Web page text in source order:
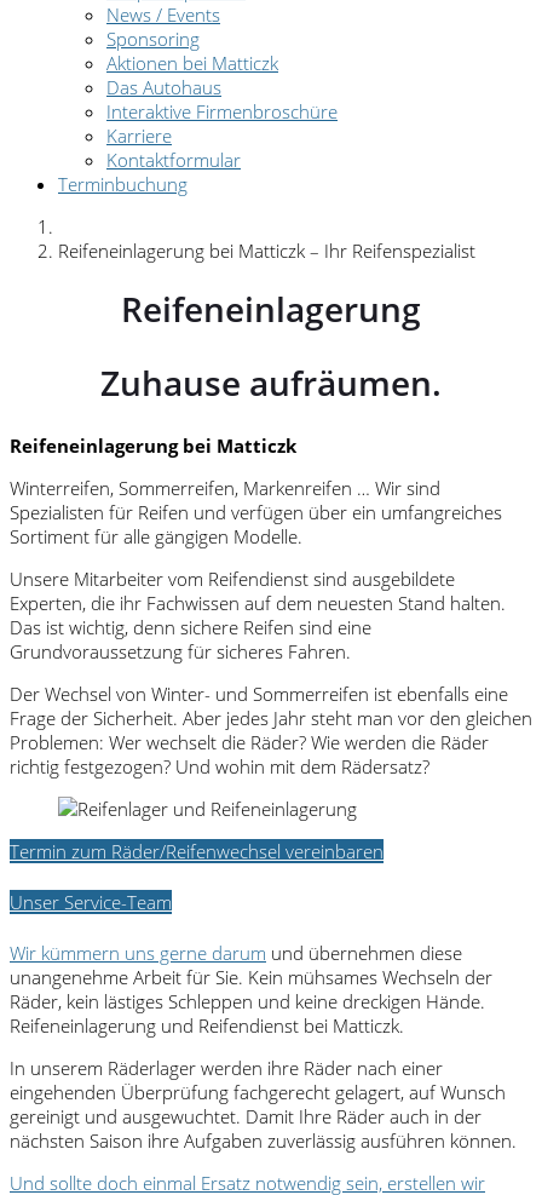
News / Events
Sponsoring
Aktionen bei Matticzk
Das Autohaus
Interaktive Firmenbroschüre
Karriere
Kontaktformular
Terminbuchung
Reifeneinlagerung bei Matticzk – Ihr Reifenspezialist
Reifeneinlagerung
Zuhause aufräumen.
Reifeneinlagerung bei Matticzk
Winterreifen, Sommerreifen, Markenreifen … Wir sind
Spezialisten für Reifen und verfügen über ein umfangreiches
Sortiment für alle gängigen Modelle.
Unsere Mitarbeiter vom Reifendienst sind ausgebildete
Experten, die ihr Fachwissen auf dem neuesten Stand halten.
Das ist wichtig, denn sichere Reifen sind eine
Grundvoraussetzung für sicheres Fahren.
Der Wechsel von Winter- und Sommerreifen ist ebenfalls eine
Frage der Sicherheit. Aber jedes Jahr steht man vor den gleichen
Problemen: Wer wechselt die Räder? Wie werden die Räder
richtig festgezogen? Und wohin mit dem Rädersatz?
Termin zum Räder/Reifenwechsel vereinbaren
Unser Service-Team
Wir kümmern uns gerne darum und übernehmen diese
unangenehme Arbeit für Sie. Kein mühsames Wechseln der
Räder, kein lästiges Schleppen und keine dreckigen Hände.
Reifeneinlagerung und Reifendienst bei Matticzk.
In unserem Räderlager werden ihre Räder nach einer
eingehenden Überprüfung fachgerecht gelagert, auf Wunsch
gereinigt und ausgewuchtet. Damit Ihre Räder auch in der
nächsten Saison ihre Aufgaben zuverlässig ausführen können.
Und sollte doch einmal Ersatz notwendig sein, erstellen wir